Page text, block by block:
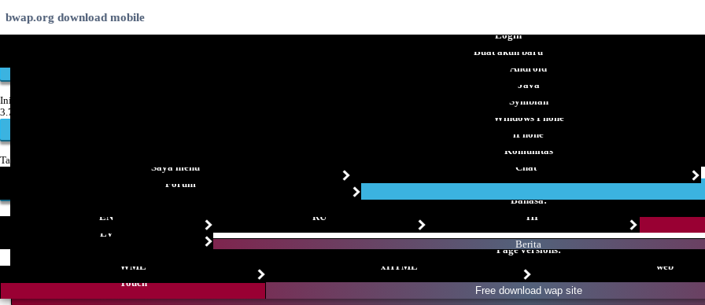
bwap.org download mobile
Ini adalah berita:
3.75/5
Tampilan: 1839125
Berita
Login
Buat akun baru
Android
Java
Symbian
Windows Phone
iPhone
Komunitas
Saya menu
Chat
Forum
Bahasa:
EN
RU
HI
LV
Page versions:
WML
xHTML
web
Touch
Free download wap site